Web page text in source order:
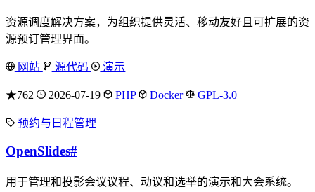
资源调度解决方案，为组织提供灵活、移动友好且可扩展的资
源预订管理界面。
网站 源代码 演示
★762 2026-07-19 PHP Docker GPL-3.0
预约与日程管理
OpenSlides#
用于管理和投影会议议程、动议和选举的演示和大会系统。